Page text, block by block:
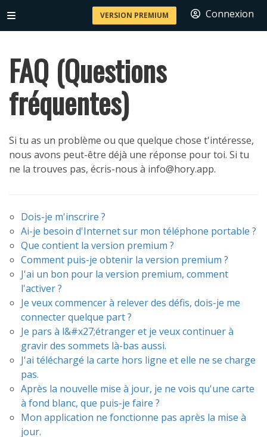
VERSION PREMIUM Connexion
FAQ (Questions
fréquentes)
Si tu as un problème ou que quelque chose t'intéresse,
nous avons peut-être déjà une réponse pour toi. Si tu
ne la trouves pas, écris-nous à info@hory.app.
Dois-je m'inscrire ?
Ai-je besoin d'Internet sur mon téléphone portable ?
Que contient la version premium ?
Comment puis-je obtenir la version premium ?
J'ai un bon pour la version premium, comment
l'activer ?
Je veux commencer à relever des défis, dois-je me
connecter quelque part ?
Je pars à l&#x27;étranger et je veux continuer à
gravir des sommets là-bas aussi.
J'ai téléchargé la carte hors ligne et elle ne se charge
pas.
Après la nouvelle mise à jour, je ne vois qu'une carte
à fond blanc, que puis-je faire ?
Mon application ne fonctionne pas après la mise à
jour.